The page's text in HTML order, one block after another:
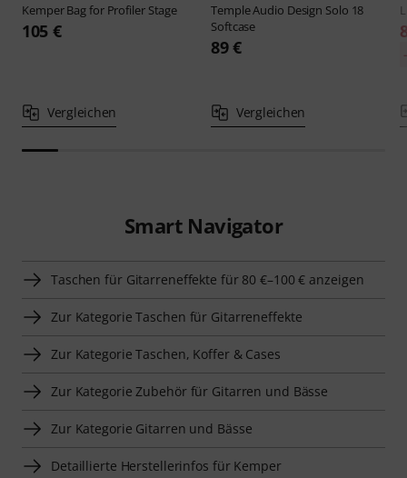
KemperBag for Profiler Stage
105 €
Vergleichen
Temple Audio Design Solo 18
Softcase
89 €
Vergleichen
Smart Navigator
Taschen für Gitarreneffekte für 80 €–100 € anzeigen
Zur Kategorie Taschen für Gitarreneffekte
Zur Kategorie Taschen, Koffer & Cases
Zur Kategorie Zubehör für Gitarren und Bässe
Zur Kategorie Gitarren und Bässe
Detaillierte Herstellerinfos für Kemper